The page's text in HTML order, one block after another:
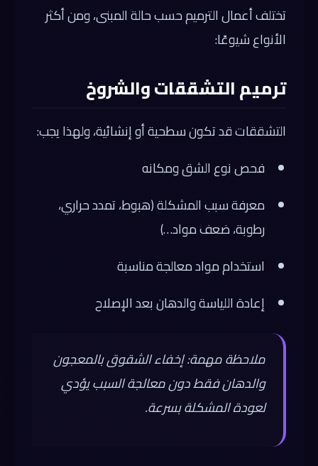
تختلف أعمال الترميم حسب حالة المبنى، ومن أكثر
الأنواع شيوعًا:
ترميم التشققات والشروخ
التشققات قد تكون سطحية أو إنشائية، ولهذا يجب:
فحص نوع الشق ومكانه
معرفة سبب المشكلة (هبوط، تمدد حراري،
رطوبة، ضعف مواد…)
استخدام مواد معالجة مناسبة
إعادة اللياسة والدهان بعد الإصلاح
ملاحظة مهمة: إخفاء الشقوق بالمعجون
والدهان فقط دون معالجة السبب يؤدي
لعودة المشكلة بسرعة.